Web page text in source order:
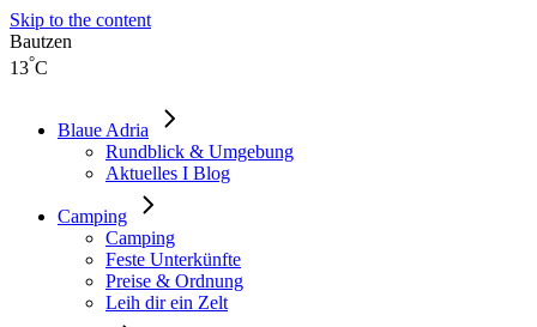
Skip to the content
Bautzen
13°C
Blaue Adria
Rundblick & Umgebung
Aktuelles I Blog
Camping
Camping
Feste Unterkünfte
Preise & Ordnung
Leih dir ein Zelt